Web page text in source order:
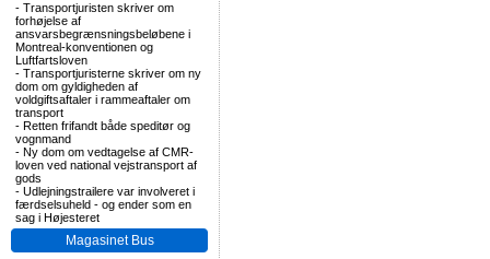
- Transportjuristen skriver om
forhøjelse af
ansvarsbegrænsningsbeløbene i
Montreal-konventionen og
Luftfartsloven
- Transportjuristerne skriver om ny
dom om gyldigheden af
voldgiftsaftaler i rammeaftaler om
transport
- Retten frifandt både speditør og
vognmand
- Ny dom om vedtagelse af CMR-
loven ved national vejstransport af
gods
- Udlejningstrailere var involveret i
færdselsuheld - og ender som en
sag i Højesteret
Magasinet Bus